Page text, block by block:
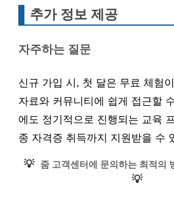
추가 정보 제공
자주하는 질문
신규 가입 시, 첫 달은 무료 체험
자료와 커뮤니티에 쉽게 접근할
에도 정기적으로 진행되는 교육
종 자격증 취득까지 지원받을 수
💡 줌 고객센터에 문의하는 최적의
💡